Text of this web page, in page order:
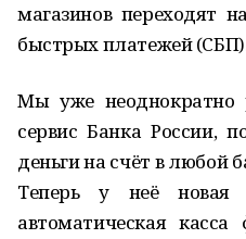
магазинов переходят
быстрых платежей
Мы уже неоднократно
сервис Банка России,
деньги на счёт в любой
Теперь у неё новая
автоматическая